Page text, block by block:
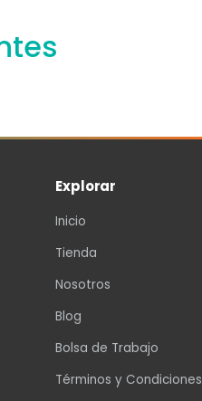
Explorar
Inicio
Tienda
Nosotros
Blog
Bolsa de Trabajo
Términos y Condiciones